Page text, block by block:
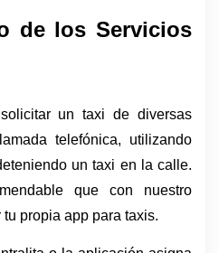
de los Servicios
un taxi de diversas
telefónica, utilizando
un taxi en la calle.
que con nuestro
propia app para taxis.